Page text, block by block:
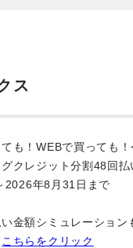
ス
も！WEBで買っても
クレジット分割48回払
2026年8月31日まで
金額シミュレーション
こちらをクリック